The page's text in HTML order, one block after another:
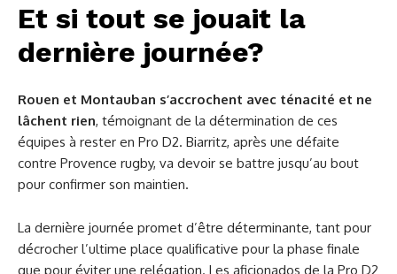
Et si tout se jouait la
dernière journée?
Rouen et Montauban s’accrochent avec ténacité et ne
lâchent rien, témoignant de la détermination de ces
équipes à rester en Pro D2. Biarritz, après une défaite
contre Provence rugby, va devoir se battre jusqu’au bout
pour confirmer son maintien.
La dernière journée promet d’être déterminante, tant pour
décrocher l’ultime place qualificative pour la phase finale
que pour éviter une relégation. Les aficionados de la Pro D2